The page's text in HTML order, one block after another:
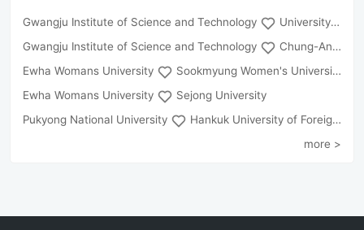
Gwangju Institute of Science and Technology
University of Seoul
Gwangju Institute of Science and Technology
Chung-Ang University
Ewha Womans University
Sookmyung Women's University
Ewha Womans University
Sejong University
Pukyong National University
Hankuk University of Foreign Studies(Global Campus
more >